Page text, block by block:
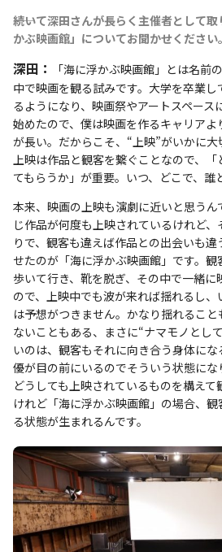
――続いて深田さんが長らく主催者として
かぶ映画館」についてお聞かせください。
深田：
「海に浮かぶ映画館」とは名前
中で映画を観る試みです。大学を卒業
るようになり、映画祭やアートスペース
始めたので、僕は映画を作るキャリア
が長い。だからこそ、“上映”がいかに大
上映は作品と観客を繋ぐことなので、
てもらうか」が重要。いつ、どこで、誰
本来、映画の上映も演劇に近いと思うん
じ作品が何度も上映されているけれど
りで、観客も違えば作品との出会いも
せたのが「海に浮かぶ映画館」です。
歩いて行き、靴を脱ぎ、その中で一緒に
ので、上映中でも波が来れば揺れるし
は予想がつきません。かなり揺れるこ
ないこともある、まさに“ナマモノとし
いのは、観客もそれに向き合う身体に
優が目の前にいるのでそういう状態にな
どうしても上映されているものを構えて
けれど「海に浮かぶ映画館」の場合、
る状態が生まれるんです。